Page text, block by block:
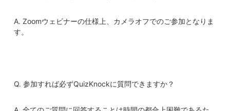
A. Zoomウェビナーの仕様上、カメラオフでのご参加となりま
す。
Q. 参加すれば必ずQuizKnockに質問できますか？